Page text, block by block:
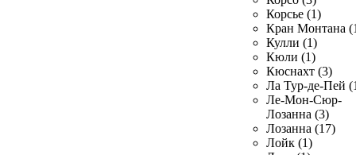
Корсье (1)
Кран Монтана
Кулли (1)
Кюли (1)
Кюснахт (3)
Ла Тур-де-Пей
Ле-Мон-Сюр-
Лозанна (3)
Лозанна (17)
Лойк (1)